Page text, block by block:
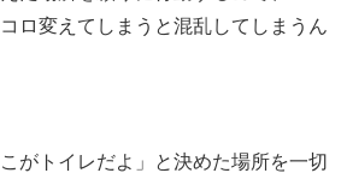
ロ変えてしまうと混乱してしまうん
がトイレだよ」と決めた場所を一切